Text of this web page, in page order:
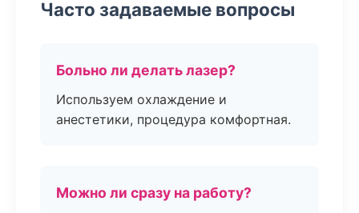
Часто задаваемые вопросы
Больно ли делать лазер?
Используем охлаждение и
анестетики, процедура комфортная.
Можно ли сразу на работу?